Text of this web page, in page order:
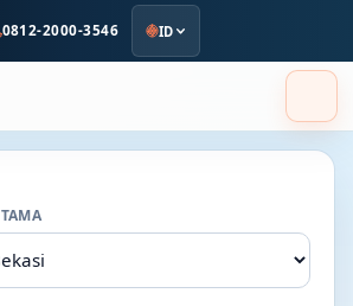
0812-2000-3546 ID